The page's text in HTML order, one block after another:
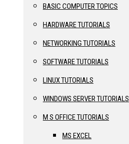
BASIC COMPUTER TOPICS
HARDWARE TUTORIALS
NETWORKING TUTORIALS
SOFTWARE TUTORIALS
LINUX TUTORIALS
WINDOWS SERVER TUTORIALS
M S OFFICE TUTORIALS
MS EXCEL